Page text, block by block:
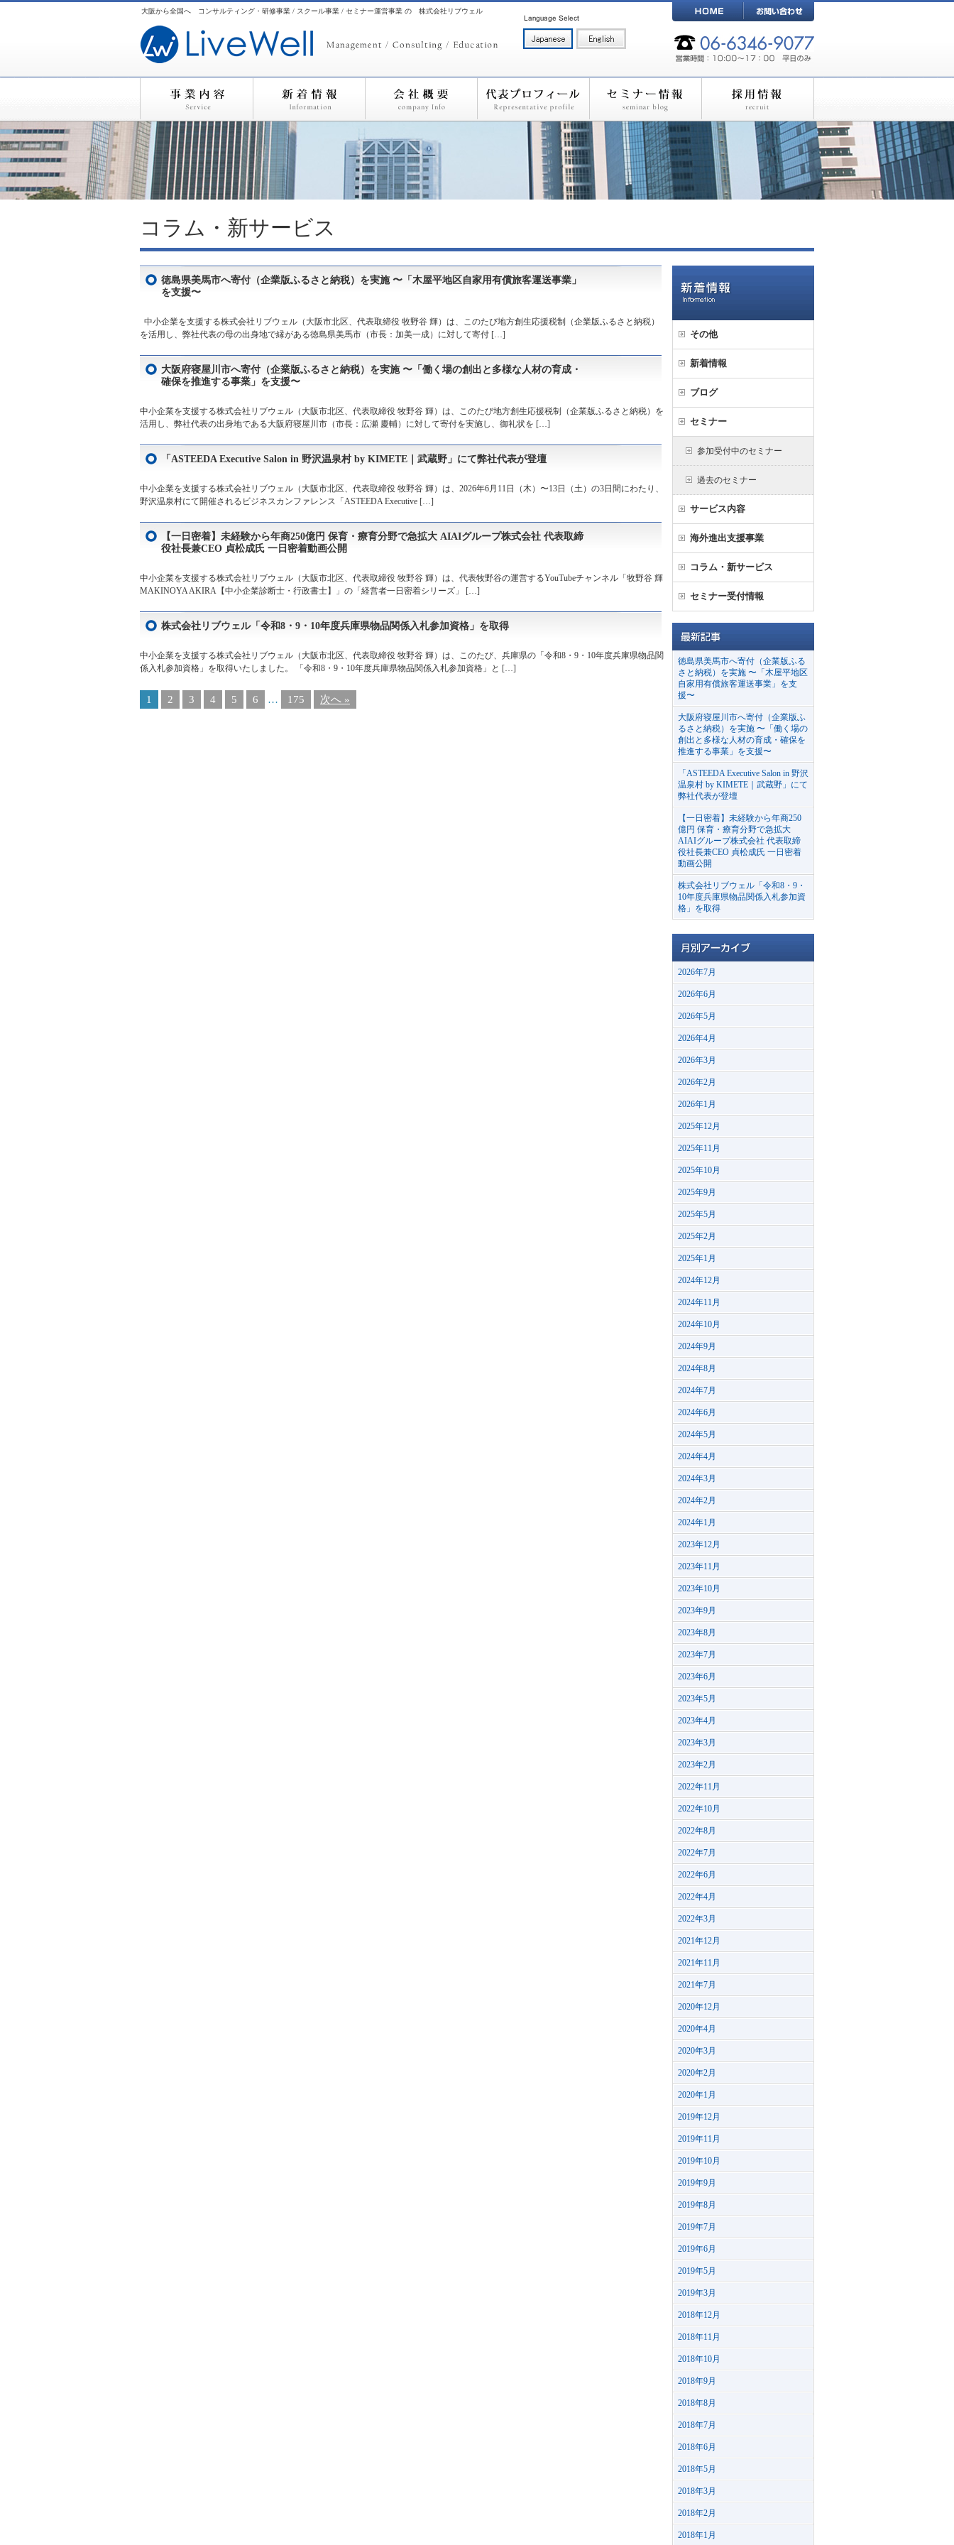
大阪から全国へ コンサルティング・研修事業 / スクール事業 / セミナー運営事業 の 株式会社リブウェル
コラム・新サービス
徳島県美馬市へ寄付（企業版ふるさと納税）を実施 〜「木屋平地区自家用有償旅客運送事業」
を支援〜
中小企業を支援する株式会社リブウェル（大阪市北区、代表取締役 牧野谷 輝）は、このたび地方創生応援税制（企業版ふるさと納税）
を活用し、弊社代表の母の出身地で縁がある徳島県美馬市（市長：加美一成）に対して寄付 […]
大阪府寝屋川市へ寄付（企業版ふるさと納税）を実施 〜「働く場の創出と多様な人材の育成・
確保を推進する事業」を支援〜
中小企業を支援する株式会社リブウェル（大阪市北区、代表取締役 牧野谷 輝）は、このたび地方創生応援税制（企業版ふるさと納税）を
活用し、弊社代表の出身地である大阪府寝屋川市（市長：広瀬 慶輔）に対して寄付を実施し、御礼状を […]
「ASTEEDA Executive Salon in 野沢温泉村 by KIMETE｜武蔵野」にて弊社代表が登壇
中小企業を支援する株式会社リブウェル（大阪市北区、代表取締役 牧野谷 輝）は、2026年6月11日（木）〜13日（土）の3日間にわたり、
野沢温泉村にて開催されるビジネスカンファレンス「ASTEEDA Executive […]
【一日密着】未経験から年商250億円 保育・療育分野で急拡大 AIAIグループ株式会社 代表取締
役社長兼CEO 貞松成氏 一日密着動画公開
中小企業を支援する株式会社リブウェル（大阪市北区、代表取締役 牧野谷 輝）は、代表牧野谷の運営するYouTubeチャンネル「牧野谷 輝
MAKINOYA AKIRA【中小企業診断士・行政書士】」の「経営者一日密着シリーズ」 […]
株式会社リブウェル「令和8・9・10年度兵庫県物品関係入札参加資格」を取得
中小企業を支援する株式会社リブウェル（大阪市北区、代表取締役 牧野谷 輝）は、このたび、兵庫県の「令和8・9・10年度兵庫県物品関
係入札参加資格」を取得いたしました。 「令和8・9・10年度兵庫県物品関係入札参加資格」と […]
1 2 3 4 5 6 … 175 次へ »
その他
新着情報
ブログ
セミナー
参加受付中のセミナー
過去のセミナー
サービス内容
海外進出支援事業
コラム・新サービス
セミナー受付情報
徳島県美馬市へ寄付（企業版ふる
さと納税）を実施 〜「木屋平地区
自家用有償旅客運送事業」を支
援〜
大阪府寝屋川市へ寄付（企業版ふ
るさと納税）を実施 〜「働く場の
創出と多様な人材の育成・確保を
推進する事業」を支援〜
「ASTEEDA Executive Salon in 野沢
温泉村 by KIMETE｜武蔵野」にて
弊社代表が登壇
【一日密着】未経験から年商250
億円 保育・療育分野で急拡大
AIAIグループ株式会社 代表取締
役社長兼CEO 貞松成氏 一日密着
動画公開
株式会社リブウェル「令和8・9・
10年度兵庫県物品関係入札参加資
格」を取得
2026年7月
2026年6月
2026年5月
2026年4月
2026年3月
2026年2月
2026年1月
2025年12月
2025年11月
2025年10月
2025年9月
2025年5月
2025年2月
2025年1月
2024年12月
2024年11月
2024年10月
2024年9月
2024年8月
2024年7月
2024年6月
2024年5月
2024年4月
2024年3月
2024年2月
2024年1月
2023年12月
2023年11月
2023年10月
2023年9月
2023年8月
2023年7月
2023年6月
2023年5月
2023年4月
2023年3月
2023年2月
2022年11月
2022年10月
2022年8月
2022年7月
2022年6月
2022年4月
2022年3月
2021年12月
2021年11月
2021年7月
2020年12月
2020年4月
2020年3月
2020年2月
2020年1月
2019年12月
2019年11月
2019年10月
2019年9月
2019年8月
2019年7月
2019年6月
2019年5月
2019年3月
2018年12月
2018年11月
2018年10月
2018年9月
2018年8月
2018年7月
2018年6月
2018年5月
2018年3月
2018年2月
2018年1月